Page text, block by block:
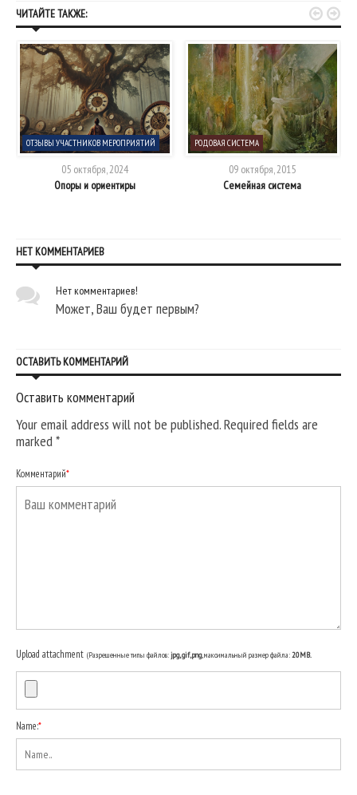
ЧИТАЙТЕ ТАКЖЕ:
ОТЗЫВЫ УЧАСТНИКОВ МЕРОПРИЯТИЙ
05 октября, 2024
Опоры и ориентиры
РОДОВАЯ СИСТЕМА
09 октября, 2015
Семейная система
 
НЕТ КОММЕНТАРИЕВ
Нет комментариев!
Может, Ваш будет первым?
ОСТАВИТЬ КОММЕНТАРИЙ
Оставить комментарий
Your email address will not be published. Required fields are
marked*
Комментарий*
Upload attachment (Разрешенные типы файлов:jpg, gif, png, максимальный размер файла: 20MB.
Name:*